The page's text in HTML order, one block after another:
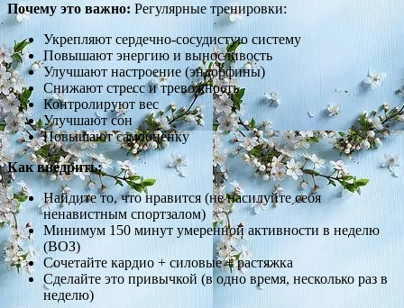
Почему это важно: Регулярные тренировки:
Укрепляют сердечно-сосудистую систему
Повышают энергию и выносливость
Улучшают настроение (эндорфины)
Снижают стресс и тревожность
Контролируют вес
Улучшают сон
Повышают самооценку
Как внедрить:
Найдите то, что нравится (не насилуйте себя
ненавистным спортзалом)
Минимум 150 минут умеренной активности в неделю
(ВОЗ)
Сочетайте кардио + силовые + растяжка
Сделайте это привычкой (в одно время, несколько раз в
неделю)